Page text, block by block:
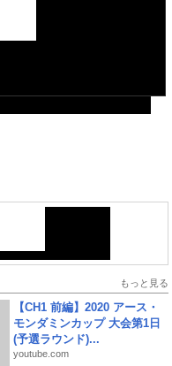
もっと見る
【CH1 前編】2020 アース・
モンダミンカップ 大会第1日
(予選ラウンド)...
youtube.com